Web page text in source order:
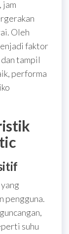
jam
Oleh
faktor
tampil
performa
pengguna.
suhu